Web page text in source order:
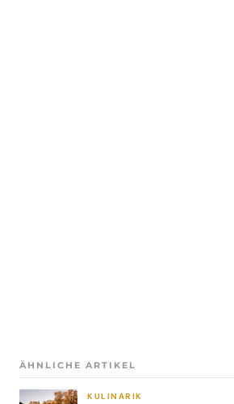
ÄHNLICHE ARTIKEL
KULINARIK